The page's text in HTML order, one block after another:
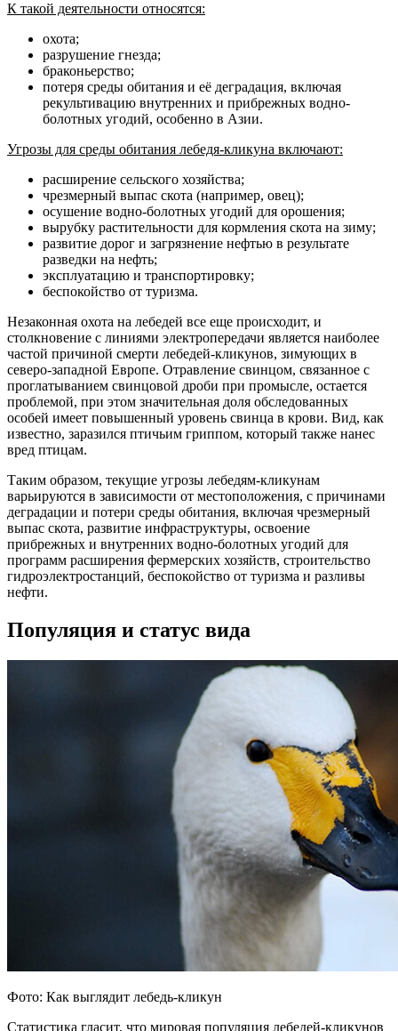
К такой деятельности относятся:
охота;
разрушение гнезда;
браконьерство;
потеря среды обитания и её деградация, включая
рекультивацию внутренних и прибрежных водно-
болотных угодий, особенно в Азии.
Угрозы для среды обитания лебедя-кликуна включают:
расширение сельского хозяйства;
чрезмерный выпас скота (например, овец);
осушение водно-болотных угодий для орошения;
вырубку растительности для кормления скота на зиму;
развитие дорог и загрязнение нефтью в результате
разведки на нефть;
эксплуатацию и транспортировку;
беспокойство от туризма.
Незаконная охота на лебедей все еще происходит, и
столкновение с линиями электропередачи является наиболее
частой причиной смерти лебедей-кликунов, зимующих в
северо-западной Европе. Отравление свинцом, связанное с
проглатыванием свинцовой дроби при промысле, остается
проблемой, при этом значительная доля обследованных
особей имеет повышенный уровень свинца в крови. Вид, как
известно, заразился птичьим гриппом, который также нанес
вред птицам.
Таким образом, текущие угрозы лебедям-кликунам
варьируются в зависимости от местоположения, с причинами
деградации и потери среды обитания, включая чрезмерный
выпас скота, развитие инфраструктуры, освоение
прибрежных и внутренних водно-болотных угодий для
программ расширения фермерских хозяйств, строительство
гидроэлектростанций, беспокойство от туризма и разливы
нефти.
Популяция и статус вида
Фото: Как выглядит лебедь-кликун
Статистика гласит, что мировая популяция лебедей-кликунов